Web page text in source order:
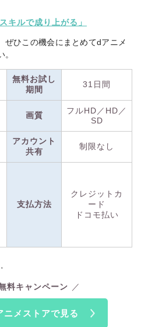
画配信に加えてアニメグッズの
るのも、ファンにはうれしいポ
アニメがメインではあるもの
の価格帯です。ドコモ払いが使
、ドコモユーザー以外の方も利
無料！ （※3）
、アニメが好きな方なら絶対満
dアニメストアで視聴してみて
1日～末日までの1か月分の料金が発生
金等サービスによっては別料金が発生し
月から月額料金全額がかかります。
キルで成り上がる」
ぜひこの機会にまとめてdアニメ
無料お試し
期間
31日間
画質
フルHD／HD／
SD
アカウント
共有
制限なし
支払方法
クレジットカ
ード
ドコモ払い
料キャンペーン
ニメストアで見る